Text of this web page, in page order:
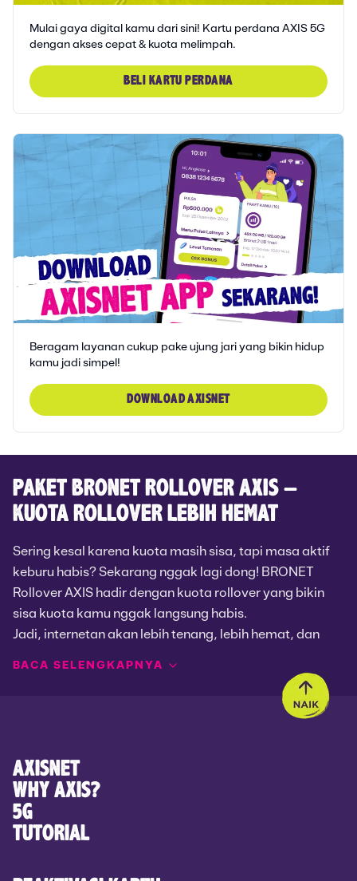
Mulai gaya digital kamu dari sini! Kartu perdana AXIS 5G
dengan akses cepat & kuota melimpah.
BELI KARTU PERDANA
Beragam layanan cukup pake ujung jari yang bikin hidup
kamu jadi simpel!
DOWNLOAD AXISNET
PAKET BRONET ROLLOVER AXIS –
KUOTA ROLLOVER LEBIH HEMAT
Sering kesal karena kuota masih sisa, tapi masa aktif
keburu habis? Sekarang nggak lagi dong! BRONET
Rollover AXIS hadir dengan kuota rollover yang bikin
sisa kuota kamu nggak langsung habis.
Jadi, internetan akan lebih tenang, lebih hemat, dan
yang dilengkapi dengan fitur kuota rollover.
Artinya, sisa kuota dari paket sebelumnya bisa
dipindah ke Paket BRONET Rollover berikutnya yang
akan diperpanjang secara otomatis selama kamu beli
paket baru sebelum masa aktif berakhir. Jadi, kuota
Keunggulan Kuota Rollover di Paket
BACA SELENGKAPNYA
AXISNET
WHY AXIS?
5G
TUTORIAL